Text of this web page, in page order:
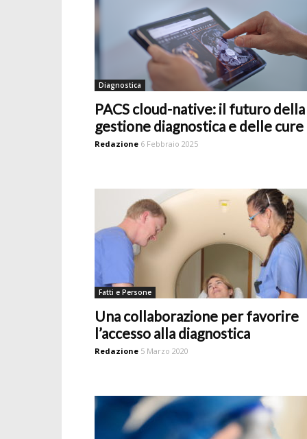
Diagnostica
PACS cloud-native: il futuro della
gestione diagnostica e delle cure
Redazione 6 Febbraio 2025
Fatti e Persone
Una collaborazione per favorire
l’accesso alla diagnostica
Redazione 5 Marzo 2020